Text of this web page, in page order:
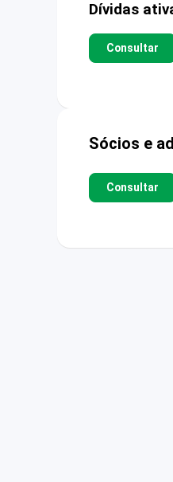
Dívidas
Consultar
Sócios e
Consultar